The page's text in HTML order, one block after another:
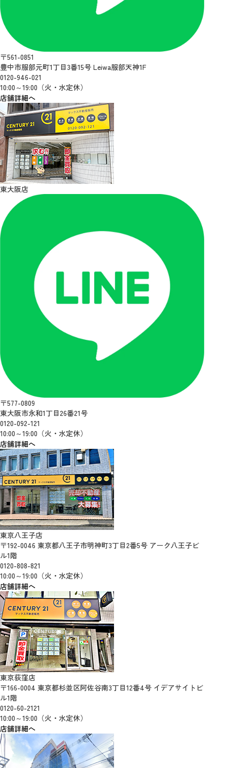
〒561-0851
豊中市服部元町1丁目3番15号 Leiwa服部天神1F
0120-946-021
10:00～19:00（火・水定休）
店舗詳細へ
東大阪店
〒577-0809
東大阪市永和1丁目26番21号
0120-092-121
10:00～19:00（火・水定休）
店舗詳細へ
東京八王子店
〒192-0046 東京都八王子市明神町3丁目2番5号 アーク八王子ビ
ル1階
0120-808-821
10:00～19:00（火・水定休）
店舗詳細へ
東京荻窪店
〒166-0004 東京都杉並区阿佐谷南3丁目12番4号 イデアサイトビ
ル1階
0120-60-2121
10:00～19:00（火・水定休）
店舗詳細へ